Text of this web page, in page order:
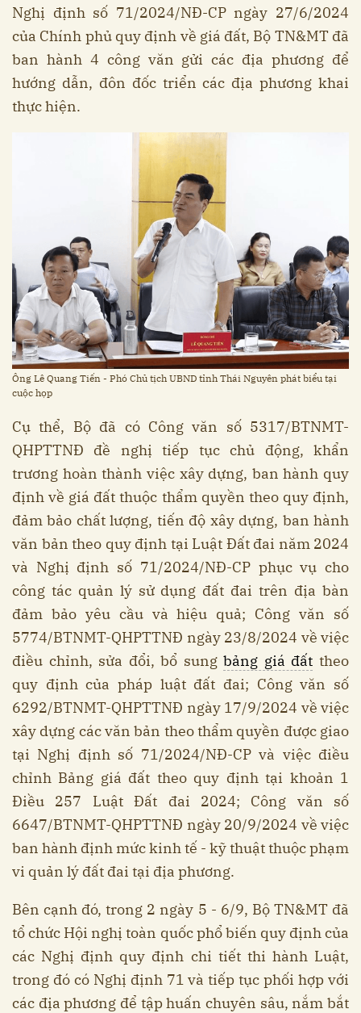
Nghị định số 71/2024/NĐ-CP ngày 27/6/2024
của Chính phủ quy định về giá đất, Bộ TN&MT đã
ban hành 4 công văn gửi các địa phương để
hướng dẫn, đôn đốc triển các địa phương khai
thực hiện.
Ông Lê Quang Tiến - Phó Chủ tịch UBND tỉnh Thái Nguyên phát biểu tại
cuộc họp
Cụ thể, Bộ đã có Công văn số 5317/BTNMT-
QHPTTNĐ đề nghị tiếp tục chủ động, khẩn
trương hoàn thành việc xây dựng, ban hành quy
định về giá đất thuộc thẩm quyền theo quy định,
đảm bảo chất lượng, tiến độ xây dựng, ban hành
văn bản theo quy định tại Luật Đất đai năm 2024
và Nghị định số 71/2024/NĐ-CP phục vụ cho
công tác quản lý sử dụng đất đai trên địa bàn
đảm bảo yêu cầu và hiệu quả; Công văn số
5774/BTNMT-QHPTTNĐ ngày 23/8/2024 về việc
điều chỉnh, sửa đổi, bổ sungbảng giá đất theo
quy định của pháp luật đất đai; Công văn số
6292/BTNMT-QHPTTNĐ ngày 17/9/2024 về việc
xây dựng các văn bản theo thẩm quyền được giao
tại Nghị định số 71/2024/NĐ-CP và việc điều
chỉnh Bảng giá đất theo quy định tại khoản 1
Điều 257 Luật Đất đai 2024; Công văn số
6647/BTNMT-QHPTTNĐ ngày 20/9/2024 về việc
ban hành định mức kinh tế - kỹ thuật thuộc phạm
vi quản lý đất đai tại địa phương.
Bên cạnh đó, trong 2 ngày 5 - 6/9, Bộ TN&MT đã
tổ chức Hội nghị toàn quốc phổ biến quy định của
các Nghị định quy định chi tiết thi hành Luật,
trong đó có Nghị định 71 và tiếp tục phối hợp với
các địa phương để tập huấn chuyên sâu, nắm bắt